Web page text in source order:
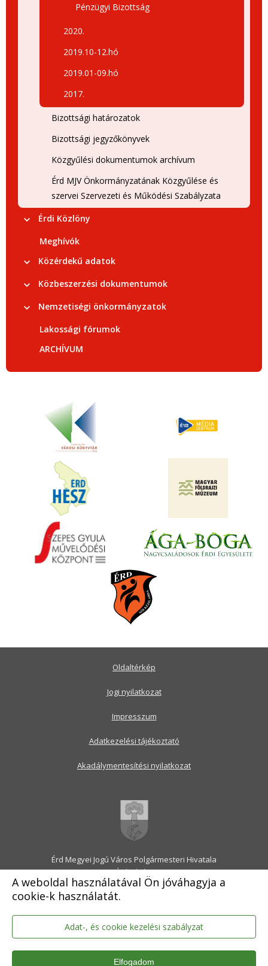
A weboldal használatával Ön jóváhagyja a
cookie-k használatát.
Adat-, és cookie kezelési szabályzat
Elfogadom
Pénzügyi Bizottság
2020.
2019.10-12.hó
2019.01-09.hó
2017.
Bizottsági határozatok
Bizottsági jegyzőkönyvek
Közgyűlési dokumentumok archívum
Érd MJV Önkormányzatának Közgyűlése és
szervei Szervezeti és Működési Szabályzata
Érdi Közlöny
Meghívók
Közérdekű adatok
Közbeszerzési dokumentumok
Nemzetiségi önkormányzatok
Lakossági fórumok
ARCHÍVUM
Érd Megyei Jogú Város Polgármesteri Hivatala
2030 Érd, Alsó utca 1.
Levélcím: 2031 Érd, Pf.: 31
E-mail:onkormanyzat@erd.hu
Telefonközpont:06-23-522-300
Ügyfélszolgálat:06-23-522-301
Hivatali Kapu: ERDPH
KRID szám: 707189964
Oldaltérkép
Jogi nyilatkozat
Impresszum
Adatkezelési tájékoztató
Akadálymentesítési nyilatkozat